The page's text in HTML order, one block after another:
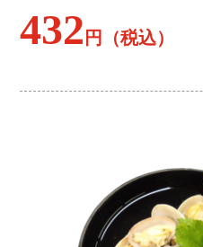
432 円（税込）